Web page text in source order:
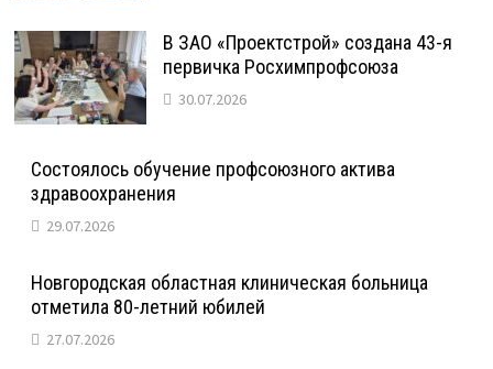
В ЗАО «Проектстрой» создана 43-я
первичка Росхимпрофсоюза
30.07.2026
Состоялось обучение профсоюзного актива
здравоохранения
29.07.2026
Новгородская областная клиническая больница
отметила 80-летний юбилей
27.07.2026